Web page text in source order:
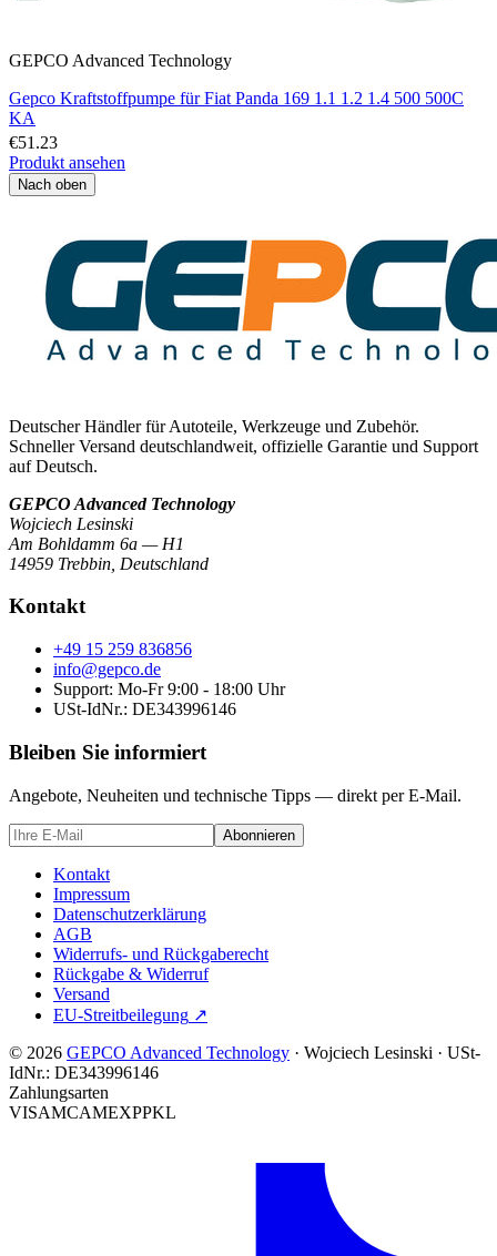
GEPCO Advanced Technology
Gepco Kraftstoffpumpe für Fiat Panda 169 1.1 1.2 1.4 500 500C
KA
€51.23
Produkt ansehen
Nach oben
Deutscher Händler für Autoteile, Werkzeuge und Zubehör.
Schneller Versand deutschlandweit, offizielle Garantie und Support
auf Deutsch.
GEPCO Advanced Technology
Wojciech Lesinski
Am Bohldamm 6a — H1
14959 Trebbin Deutschland
Kontakt
+49 15 259 836856
info@gepco.de
Support: Mo-Fr 9:00 - 18:00 Uhr
USt-IdNr.: DE343996146
Bleiben Sie informiert
Angebote, Neuheiten und technische Tipps — direkt per E-Mail.
Abonnieren
Kontakt
Impressum
Datenschutzerklärung
AGB
Widerrufs- und Rückgaberecht
Rückgabe & Widerruf
Versand
EU-Streitbeilegung ↗
© 2026 GEPCO Advanced Technology · Wojciech Lesinski · USt-
IdNr.: DE343996146
Zahlungsarten
VISAMCAMEXPPKL